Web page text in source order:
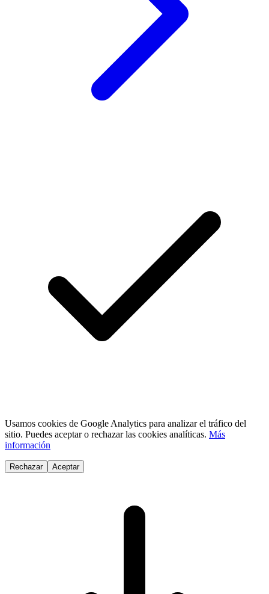
Usamos cookies de Google Analytics para analizar el tráfico del
sitio. Puedes aceptar o rechazar las cookies analíticas. Más
información
Rechazar Aceptar